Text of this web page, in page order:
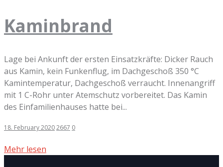
Kaminbrand
Lage bei Ankunft der ersten Einsatzkräfte: Dicker Rauch
aus Kamin, kein Funkenflug, im Dachgeschoß 350 °C
Kamintemperatur, Dachgeschoß verraucht. Innenangriff
mit 1 C-Rohr unter Atemschutz vorbereitet. Das Kamin
des Einfamilienhauses hatte bei...
18. February 20202667 0
Mehr lesen